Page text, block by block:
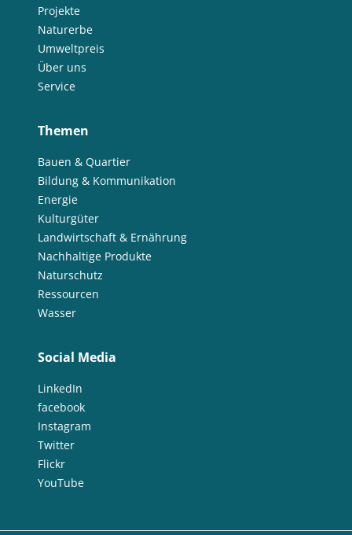
Projekte
Naturerbe
Umweltpreis
Über uns
Service
Themen
Bauen & Quartier
Bildung & Kommunikation
Energie
Kulturgüter
Landwirtschaft & Ernährung
Nachhaltige Produkte
Naturschutz
Ressourcen
Wasser
Social Media
LinkedIn
facebook
Instagram
Twitter
Flickr
YouTube